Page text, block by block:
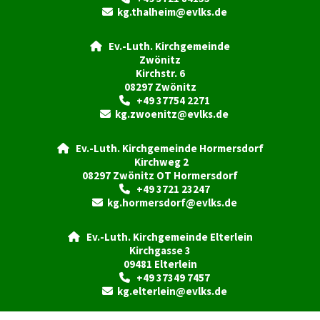
 kg.thalheim@evlks.de

Ev.-Luth. Kirchgemeinde
Zwönitz
Kirchstr. 6
08297 Zwönitz
+49 37754 2271
 kg.zwoenitz@evlks.de
Ev.-Luth. Kirchgemeinde Hormersdorf
Kirchweg 2
08297 Zwönitz OT Hormersdorf
+49 3721 23247
 kg.hormersdorf@evlks.de
Ev.-Luth. Kirchgemeinde Elterlein
Kirchgasse 3
09481 Elterlein
+49 37349 7457
 kg.elterlein@evlks.de